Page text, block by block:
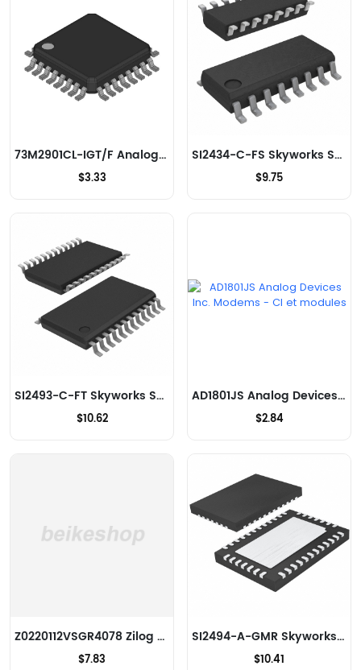
73M2901CL-IGT/F Analog Devices Inc./Maxim Integrated Modems - CI et modules
$3.33
SI2434-C-FS Skyworks Solutions Inc. Modems - CI et modules
$9.75
SI2493-C-FT Skyworks Solutions Inc. Modems - CI et modules
$10.62
AD1801JS Analog Devices Inc. Modems - CI et modules
$2.84
Z0220112VSGR4078 Zilog Modems - CI et modules
$7.83
SI2494-A-GMR Skyworks Solutions Inc. Modems - CI et modules
$10.41